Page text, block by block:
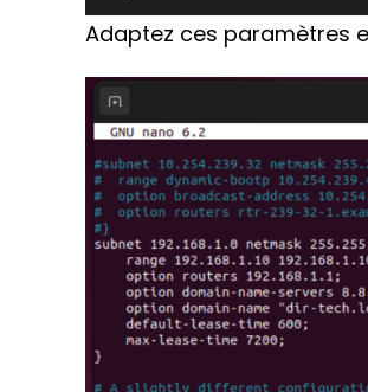
Adaptez ces paramètres